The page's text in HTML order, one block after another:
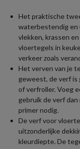
Het praktische
waterbestendig en
vlekken, krassen
vloertegels in
verkeer zoals
Het verven van je
geweest, de verf is
of verfroller. Voeg
gebruik de verf
primer nodig.
De verf voor
uitzonderlijke
kleurdiepte. De